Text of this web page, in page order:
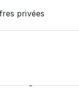
privées